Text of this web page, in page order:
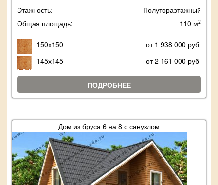
Этажность:
Полутораэтажный
Общая площадь:
110 м2
150х150
от 1 938 000 руб.
145х145
от 2 161 000 руб.
ПОДРОБНЕЕ
Дом из бруса 6 на 8 с санузлом